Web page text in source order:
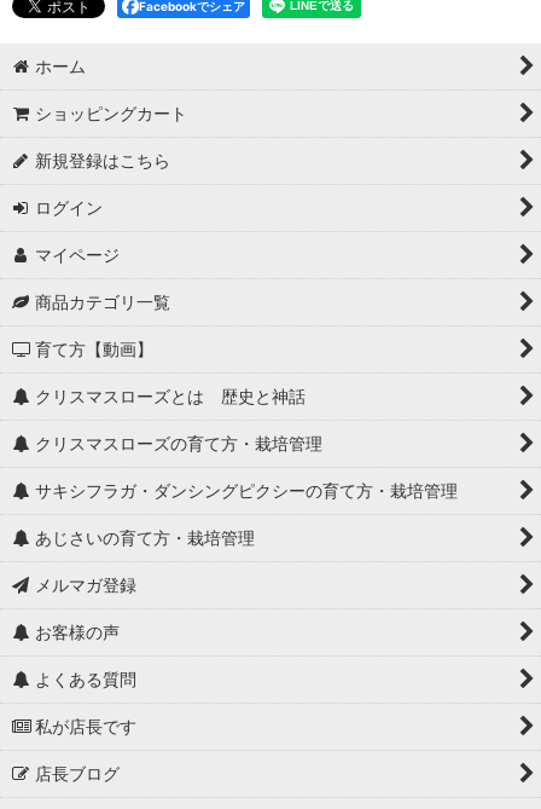
Facebookでシェア
ホーム
ショッピングカート
新規登録はこちら
ログイン
マイページ
商品カテゴリ一覧
育て方【動画】
クリスマスローズとは 歴史と神話
クリスマスローズの育て方・栽培管理
サキシフラガ・ダンシングピクシーの育て方・栽培管理
あじさいの育て方・栽培管理
メルマガ登録
お客様の声
よくある質問
私が店長です
店長ブログ